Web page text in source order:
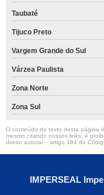
Taubaté
Tijuco Preto
Vargem Grande do Sul
Várzea Paulista
Zona Norte
Zona Sul
O conteúdo do texto desta página
mesmo citando nossos links, é
direito autoral – artigo 184 do
IMPERSEAL